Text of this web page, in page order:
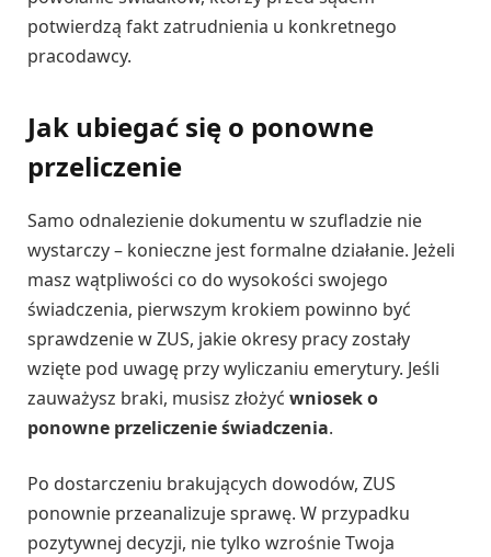
potwierdzą fakt zatrudnienia u konkretnego
pracodawcy.
Jak ubiegać się o ponowne
przeliczenie
Samo odnalezienie dokumentu w szufladzie nie
wystarczy – konieczne jest formalne działanie. Jeżeli
masz wątpliwości co do wysokości swojego
świadczenia, pierwszym krokiem powinno być
sprawdzenie w ZUS, jakie okresy pracy zostały
wzięte pod uwagę przy wyliczaniu emerytury. Jeśli
zauważysz braki, musisz złożyć wniosek o
ponowne przeliczenie świadczenia.
Po dostarczeniu brakujących dowodów, ZUS
ponownie przeanalizuje sprawę. W przypadku
pozytywnej decyzji, nie tylko wzrośnie Twoja